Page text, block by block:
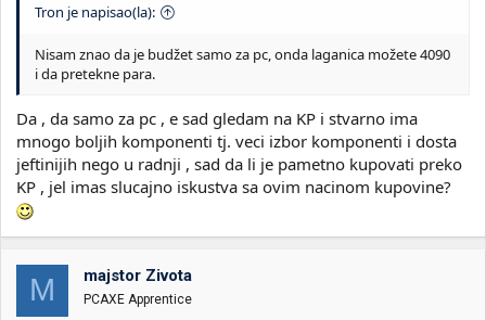
Tron je napisao(la):
Nisam znao da je budžet samo za pc, onda laganica možete 4090
i da pretekne para.
Da , da samo za pc , e sad gledam na KP i stvarno ima
mnogo boljih komponenti tj. veci izbor komponenti i dosta
jeftinijih nego u radnji , sad da li je pametno kupovati preko
KP , jel imas slucajno iskustva sa ovim nacinom kupovine?
M majstor Zivota
PCAXE Apprentice